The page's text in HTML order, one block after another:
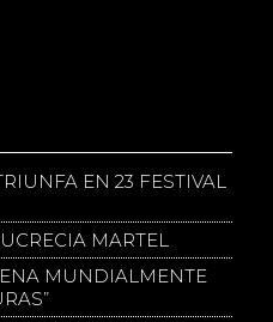
EN 23 FESTIVAL
MARTEL
MUNDIALMENTE